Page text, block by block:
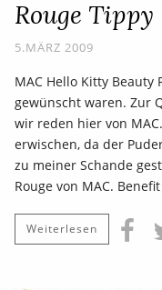
Rouge Tippy
5.MÄRZ 2009
MAC Hello Kitty
gewünscht waren. Zur
wir reden hier von
erwischen, da der
zu meiner Schande
Rouge von MAC.
Weiterlesen